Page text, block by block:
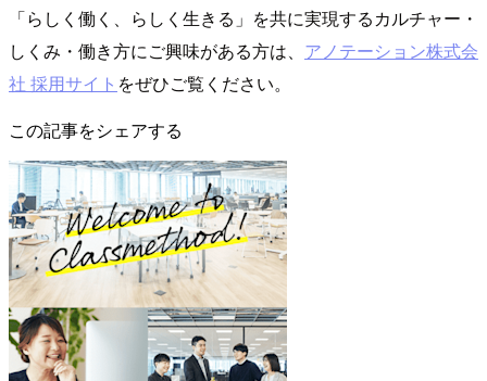
「らしく働く、らしく生きる」を共に実現するカルチャー・
しくみ・働き方にご興味がある方は、 アノテーション株式会
社 採用サイト をぜひご覧ください。
この記事をシェアする